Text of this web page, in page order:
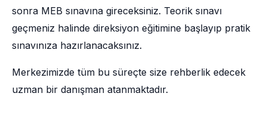
sonra MEB sınavına gireceksiniz. Teorik sınavı
geçmeniz halinde direksiyon eğitimine başlayıp pratik
sınavınıza hazırlanacaksınız.
Merkezimizde tüm bu süreçte size rehberlik edecek
uzman bir danışman atanmaktadır.